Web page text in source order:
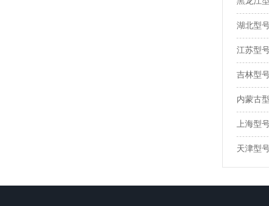
湖北型
江苏型
吉林型
内蒙古
上海型
天津型